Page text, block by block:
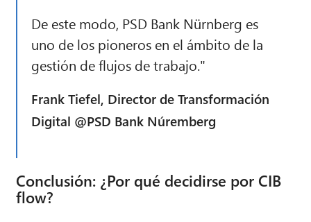
De este modo, PSD Bank Nürnberg es
uno de los pioneros en el ámbito de la
gestión de flujos de trabajo."
Frank Tiefel, Director de Transformación
Digital @PSD Bank Núremberg
Conclusión: ¿Por qué decidirse por CIB
flow?